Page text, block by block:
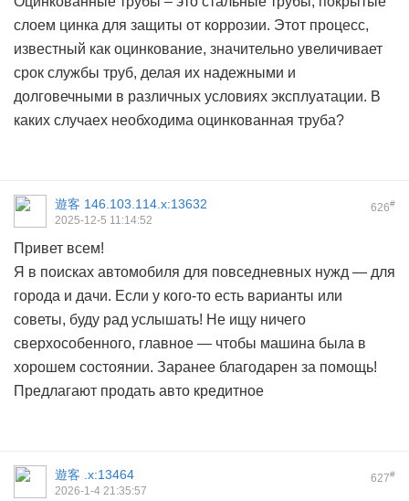
слоем цинка для защиты от коррозии. Этот процесс,
известный как оцинкование, значительно увеличивает
срок службы труб, делая их надежными и
долговечными в различных условиях эксплуатации. В
каких случаех необходима оцинкованная труба?
626#
遊客 146.103.114.x:13632
2025-12-5 11:14:52
Привет всем!
Я в поисках автомобиля для повседневных нужд — для
города и дачи. Если у кого-то есть варианты или
советы, буду рад услышать! Не ищу ничего
сверхособенного, главное — чтобы машина была в
хорошем состоянии. Заранее благодарен за помощь!
Предлагают продать авто кредитное
627#
遊客 .x:13464
2026-1-4 21:35:57